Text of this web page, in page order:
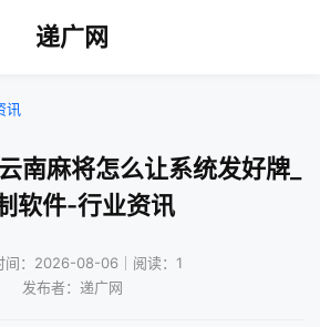
递广网
讯
南麻将怎么让系统发好牌_
软件-行业资讯
间：2026-08-06｜阅读：1
发布者：递广网